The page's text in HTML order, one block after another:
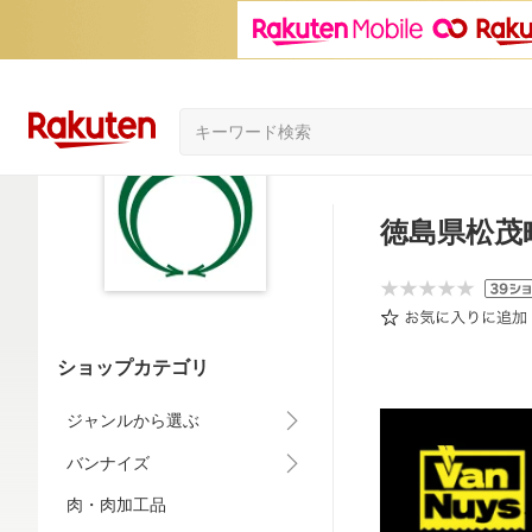
ショップカテゴリ
ジャンルから選ぶ
バンナイズ
肉・肉加工品
徳島県松茂